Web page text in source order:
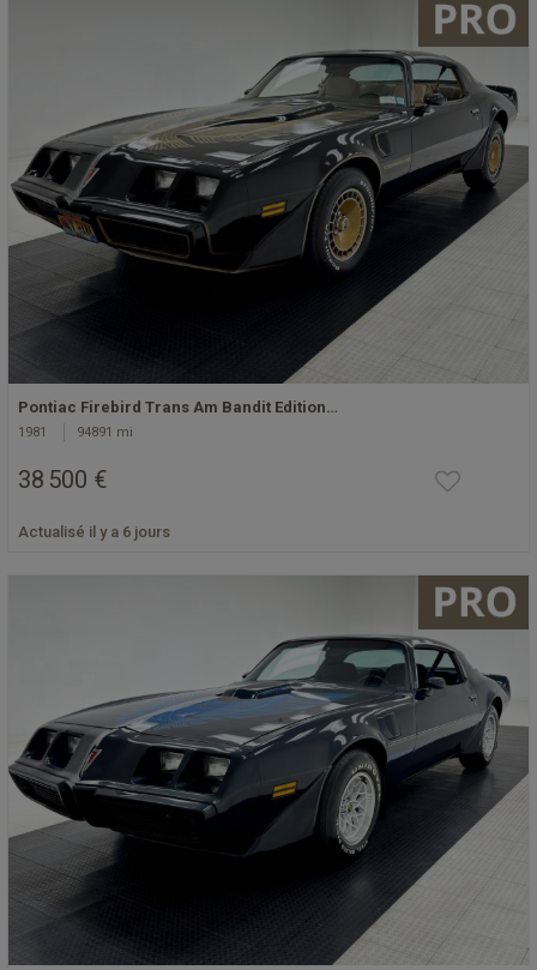
Pontiac Firebird Trans Am Bandit Edition…
1981 94891 mi
38 500 €
Actualisé il y a 6 jours